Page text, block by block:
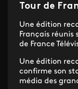
Tour de
Une édition
Français réunis
de France
Une édition
confirme son
média des